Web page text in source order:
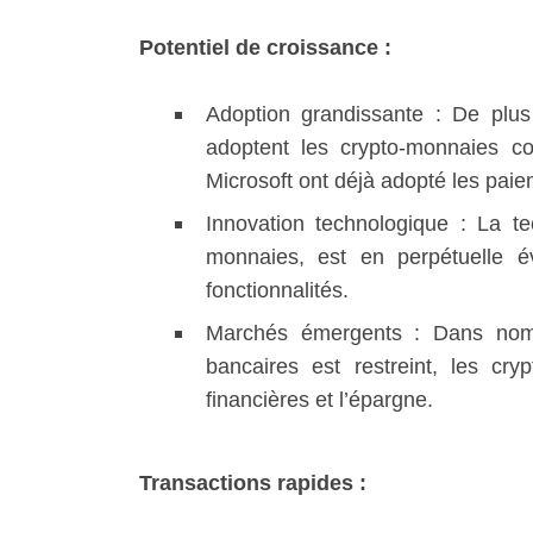
Potentiel de croissance :
Adoption grandissante : De
adoptent les crypto-monnaies
Microsoft ont déjà adopté les
Innovation technologique : La
monnaies, est en perpétuelle
fonctionnalités.
Marchés émergents : Dans
bancaires est restreint, les
financières et l’épargne.
Transactions rapides :